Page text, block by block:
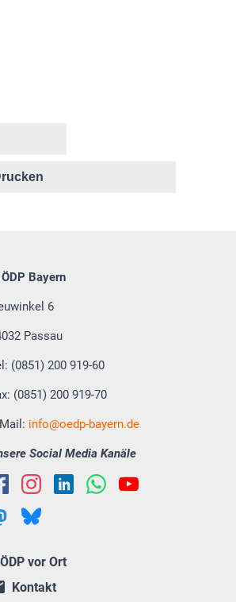
Bayern
6
Passau
(0851) 200 919-60
(0851) 200 919-70
info oedp-bayern.de
Social Media Kanäle
ÖDP vor Ort
Kontakt